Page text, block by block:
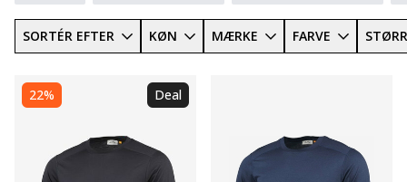
SORTÉR EFTER KØN MÆRKE FARVE
22% Deal